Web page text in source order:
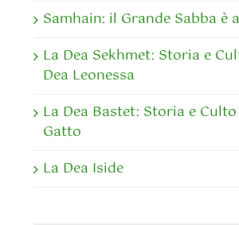
Samhain: il Grande Sabba è
La Dea Sekhmet: Storia e
Dea Leonessa
La Dea Bastet: Storia e
Gatto
La Dea Iside